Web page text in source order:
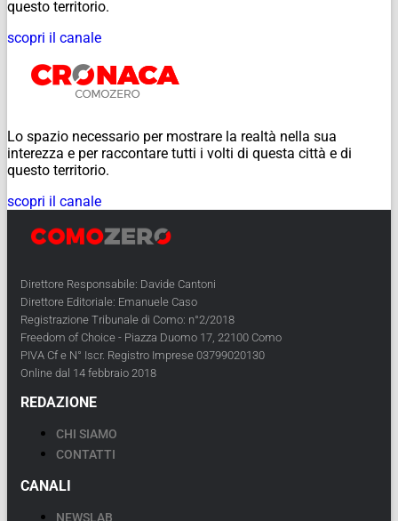
questo territorio.
scopri il canale
Lo spazio necessario per mostrare la realtà nella sua
interezza e per raccontare tutti i volti di questa città e di
questo territorio.
scopri il canale
Direttore Responsabile: Davide Cantoni
Direttore Editoriale: Emanuele Caso
Registrazione Tribunale di Como: n°2/2018
Freedom of Choice - Piazza Duomo 17, 22100 Como
PIVA Cf e N° Iscr. Registro Imprese 03799020130
Online dal 14 febbraio 2018
REDAZIONE
CHI SIAMO
CONTATTI
CANALI
NEWSLAB